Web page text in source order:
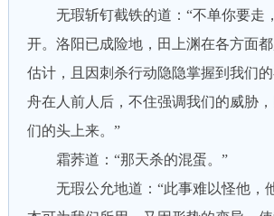
无瑕斩钉截铁的道：“不单你要走
开。洛阳已成险地，田上渊在各方面
估计，且因刺杀行动隐隐掌握到我们
舟在人前人后，不住强调我们的威胁
们的头上来。”
霜荞道：“那天杀的混蛋。”
无瑕公允地道：“此事难以怪他，他